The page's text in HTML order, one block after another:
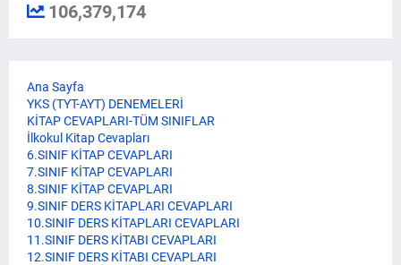
106,379,174
Ana Sayfa
YKS (TYT-AYT) DENEMELERİ
KİTAP CEVAPLARI-TÜM SINIFLAR
İlkokul Kitap Cevapları
6.SINIF KİTAP CEVAPLARI
7.SINIF KİTAP CEVAPLARI
8.SINIF KİTAP CEVAPLARI
9.SINIF DERS KİTAPLARI CEVAPLARI
10.SINIF DERS KİTAPLARI CEVAPLARI
11.SINIF DERS KİTABI CEVAPLARI
12.SINIF DERS KİTABI CEVAPLARI